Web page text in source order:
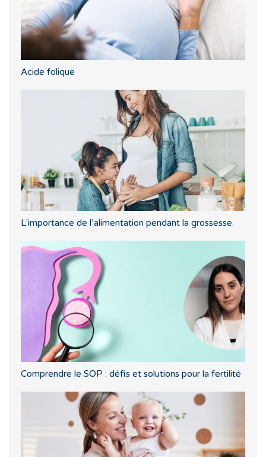
Acide folique
L'importance de l’alimentation pendant la grossesse.
Comprendre le SOP : défis et solutions pour la fertilité